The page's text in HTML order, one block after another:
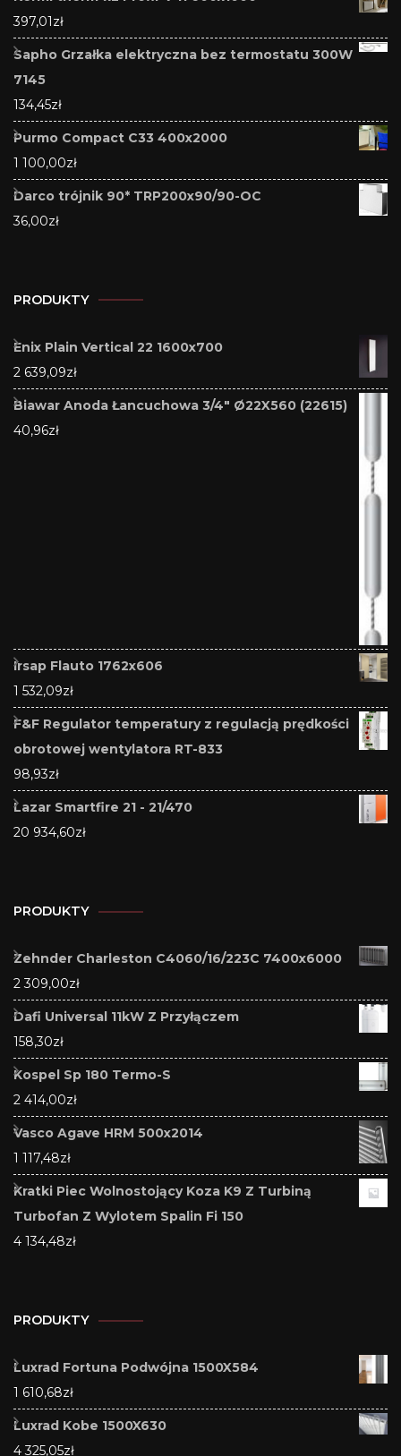
397,01zł
Sapho Grzałka elektryczna bez termostatu 300W
7145
134,45zł
Purmo Compact C33 400x2000
1 100,00zł
Darco trójnik 90* TRP200x90/90-OC
36,00zł
PRODUKTY
Enix Plain Vertical 22 1600x700
2 639,09zł
Biawar Anoda Łancuchowa 3/4" Ø22X560 (22615)
40,96zł
Irsap Flauto 1762x606
1 532,09zł
F&F Regulator temperatury z regulacją prędkości
obrotowej wentylatora RT-833
98,93zł
Lazar Smartfire 21 - 21/470
20 934,60zł
PRODUKTY
Zehnder Charleston C4060/16/223C 7400x6000
2 309,00zł
Dafi Universal 11kW Z Przyłączem
158,30zł
Kospel Sp 180 Termo-S
2 414,00zł
Vasco Agave HRM 500x2014
1 117,48zł
Kratki Piec Wolnostojący Koza K9 Z Turbiną
Turbofan Z Wylotem Spalin Fi 150
4 134,48zł
PRODUKTY
Luxrad Fortuna Podwójna 1500X584
1 610,68zł
Luxrad Kobe 1500X630
4 325,05zł